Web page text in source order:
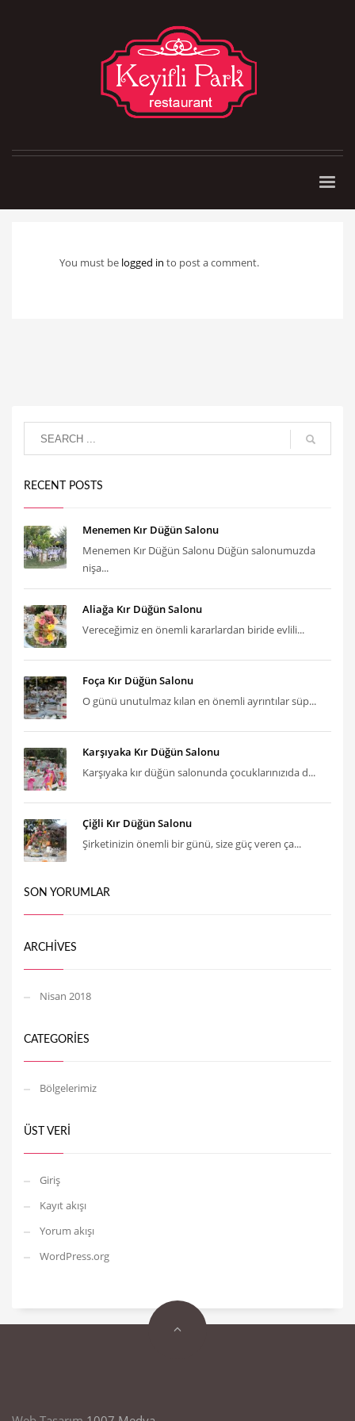
You must be logged in to post a comment.
RECENT POSTS
Menemen Kır Düğün Salonu
Menemen Kır Düğün Salonu Düğün salonumuzda
nişa...
Aliağa Kır Düğün Salonu
Vereceğimiz en önemli kararlardan biride evlili...
Foça Kır Düğün Salonu
O günü unutulmaz kılan en önemli ayrıntılar süp...
Karşıyaka Kır Düğün Salonu
Karşıyaka kır düğün salonunda çocuklarınızıda d...
Çiğli Kır Düğün Salonu
Şirketinizin önemli bir günü, size güç veren ça...
SON YORUMLAR
ARCHIVES
Nisan 2018
CATEGORIES
Bölgelerimiz
ÜST VERI
Giriş
Kayıt akışı
Yorum akışı
WordPress.org